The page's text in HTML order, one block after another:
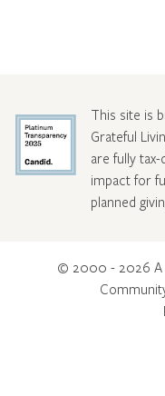
This site is
Grateful
are fully
impact for
planned
© 2000 - 2026 A